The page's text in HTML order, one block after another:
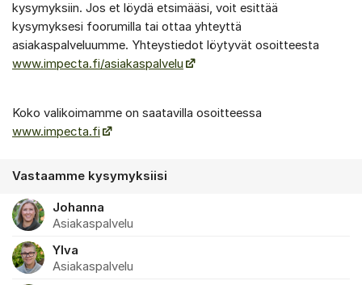
kysymyksiin. Jos et löydä etsimääsi, voit esittää
kysymyksesi foorumilla tai ottaa yhteyttä
asiakaspalveluumme. Yhteystiedot löytyvät osoitteesta
www.impecta.fi/asiakaspalvelu
Koko valikoimamme on saatavilla osoitteessa
www.impecta.fi
Vastaamme kysymyksiisi
Johanna
Asiakaspalvelu
Ylva
Asiakaspalvelu